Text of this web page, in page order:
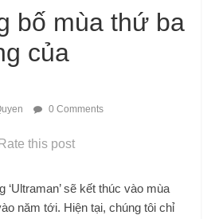
bố mùa thứ ba
của
0 Comments
Rate this post
‘Ultraman’ sẽ kết thúc vào mùa
năm tới. Hiện tại, chúng tôi chỉ